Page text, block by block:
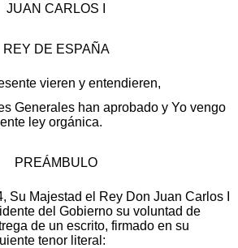
JUAN CARLOS I
REY DE ESPAÑA
vieren y entendieren,
Generales han aprobado y Yo vengo
ley orgánica.
PREÁMBULO
Su Majestad el Rey Don Juan Carlos I
del Gobierno su voluntad de
de un escrito, firmado en su
tenor literal: